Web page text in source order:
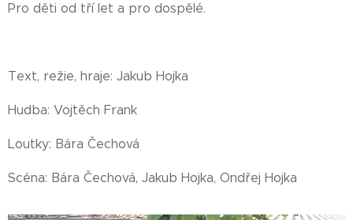
Pro děti od tří let a pro dospělé.
Text, režie, hraje: Jakub Hojka
Hudba: Vojtěch Frank
Loutky: Bára Čechová
Scéna: Bára Čechová, Jakub Hojka, Ondřej Hojka